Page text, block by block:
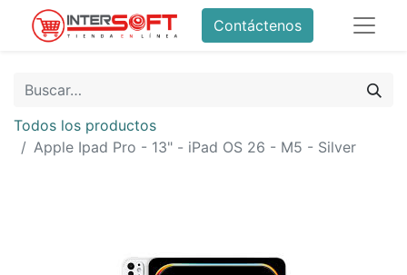
Contáctenos
Todos los productos
Apple Ipad Pro - 13" - iPad OS 26 - M5 - Silver